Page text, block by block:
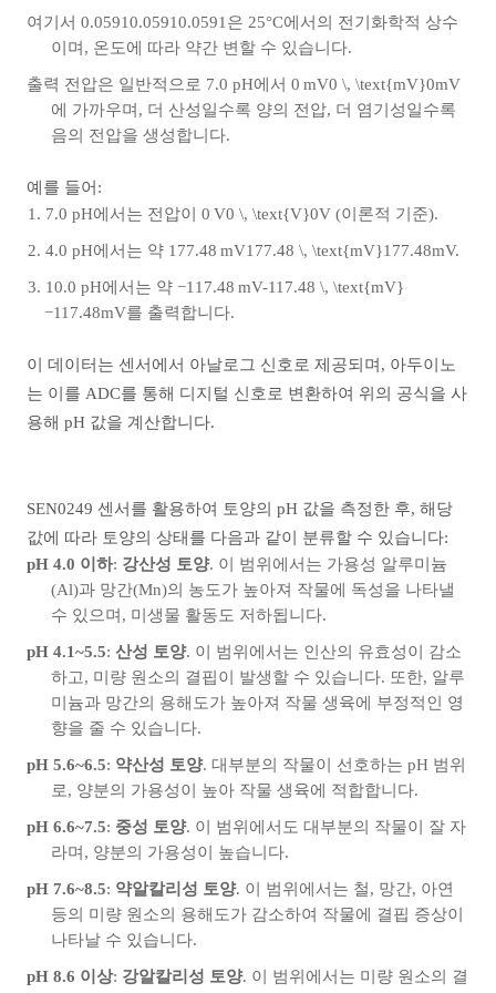
여기서 0.05910.05910.0591 은 25°C에서의 전기화학적 상수
이며, 온도에 따라 약간 변할 수 있습니다.
출력 전압은 일반적으로 7.0 pH에서 0 mV0 \, \text{mV}0mV
에
가까우며, 더 산성일수록 양의 전압, 더 염기성일수록
음의 전압을 생성합니다.
예를 들어:
7.0 pH에서는 전압이 0 V0 \, \text{V}0V (이론적 기준).
4.0 pH에서는 약 177.48 mV177.48 \, \text{mV}177.48mV.
10.0 pH에서는 약 −117.48 mV-117.48 \, \text{mV}
−117.48mV를 출력합니다.
이 데이터는 센서에서 아날로그 신호로 제공되며, 아두이노
는 이를 ADC를 통해 디지털 신호로 변환하여 위의 공식을 사
용해 pH 값을 계산합니다.
SEN0249 센서를 활용하여 토양의 pH 값을 측정한 후, 해당
값에 따라 토양의 상태를 다음과 같이 분류할 수 있습니다:
pH 4.0 이하: 강산성 토양. 이 범위에서는 가용성 알루미늄
(Al)과 망간(Mn)의 농도가 높아져 작물에 독성을 나타낼
수 있으며, 미생물 활동도 저하됩니다.
pH 4.1~5.5: 산성 토양. 이 범위에서는 인산의 유효성이 감소
하고, 미량 원소의 결핍이 발생할 수 있습니다. 또한, 알루
미늄과 망간의 용해도가 높아져 작물 생육에 부정적인 영
향을 줄 수 있습니다.
pH 5.6~6.5: 약산성 토양. 대부분의 작물이 선호하는 pH 범위
로, 양분의 가용성이 높아 작물 생육에 적합합니다.
pH 6.6~7.5: 중성 토양. 이 범위에서도 대부분의 작물이 잘 자
라며, 양분의 가용성이 높습니다.
pH 7.6~8.5: 약알칼리성 토양. 이 범위에서는 철, 망간, 아연
등의 미량 원소의 용해도가 감소하여 작물에 결핍 증상이
나타날 수 있습니다.
pH 8.6 이상: 강알칼리성 토양. 이 범위에서는 미량 원소의 결